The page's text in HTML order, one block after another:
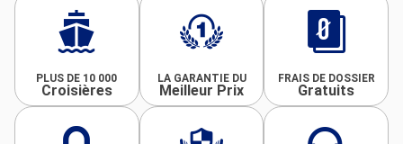
PLUS DE 10 000
Croisières
LA GARANTIE DU
Meilleur Prix
FRAIS DE DOSSIER
Gratuits